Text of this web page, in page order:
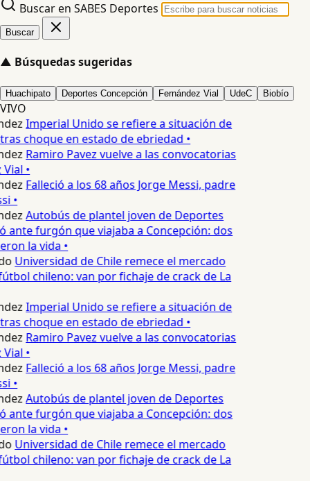
Buscar en SABES Deportes
Buscar
▲ Búsquedas sugeridas
Huachipato Deportes Concepción Fernández Vial UdeC Biobío
VIVO
Imperial Unido se refiere a situación de
choque en estado de ebriedad •
Ramiro Pavez vuelve a las convocatorias
•
Falleció a los 68 años Jorge Messi, padre
•
Autobús de plantel joven de Deportes
ante furgón que viajaba a Concepción: dos
la vida •
Universidad de Chile remece el mercado
chileno: van por fichaje de crack de La
Imperial Unido se refiere a situación de
choque en estado de ebriedad •
Ramiro Pavez vuelve a las convocatorias
•
Falleció a los 68 años Jorge Messi, padre
•
Autobús de plantel joven de Deportes
ante furgón que viajaba a Concepción: dos
la vida •
Universidad de Chile remece el mercado
chileno: van por fichaje de crack de La